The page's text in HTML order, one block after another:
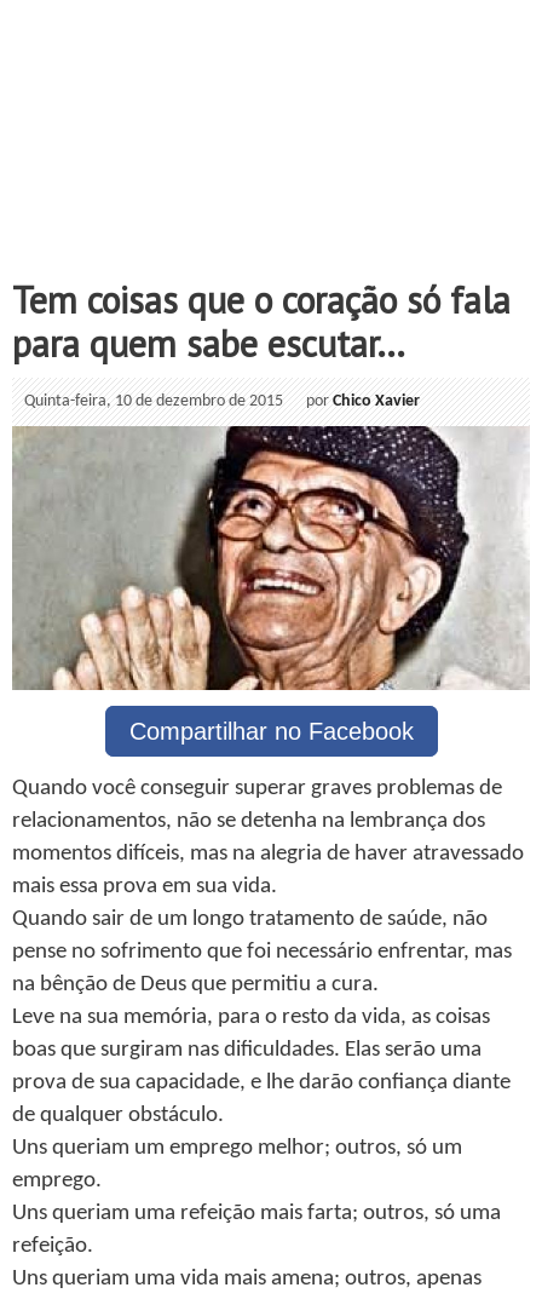
Tem coisas que o coração só fala
para quem sabe escutar...
Quinta-feira, 10 de dezembro de 2015 porChico Xavier
Compartilhar no Facebook
Quando você conseguir superar graves problemas de
relacionamentos, não se detenha na lembrança dos
momentos difíceis, mas na alegria de haver atravessado
mais essa prova em sua vida.
Quando sair de um longo tratamento de saúde, não
pense no sofrimento que foi necessário enfrentar, mas
na bênção de Deus que permitiu a cura.
Leve na sua memória, para o resto da vida, as coisas
boas que surgiram nas dificuldades. Elas serão uma
prova de sua capacidade, e lhe darão confiança diante
de qualquer obstáculo.
Uns queriam um emprego melhor; outros, só um
emprego.
Uns queriam uma refeição mais farta; outros, só uma
refeição.
Uns queriam uma vida mais amena; outros, apenas